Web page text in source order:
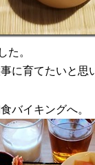
た。
に育てたいと思
バイキングへ。